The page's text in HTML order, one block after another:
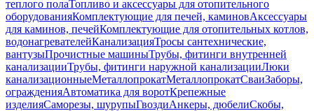
теплого полаТопливо и аксессуары для отопительного
оборудованияКомплектующие для печей, каминовАксессуары
для каминов, печейКомплектующие для отопительных котлов,
водонагревателейКанализацияТросы сантехнические,
вантузыПрочистные машиныТрубы, фитинги внутренней
канализацииТрубы, фитинги наружной канализацииЛюки
канализационныеМеталлопрокатМеталлопрокатСваиЗаборы,
огражденияАвтоматика для воротКрепежные
изделияСаморезы, шурупыГвоздиАнкеры, дюбелиСкобы,